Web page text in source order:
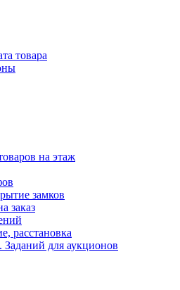
товара
на этаж
замков
заказ
расстановка
Заданий для аукционов